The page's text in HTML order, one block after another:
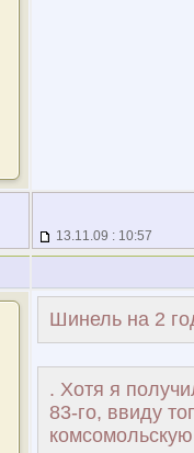
13.11.09 : 10:57
Шинель на 2
. Хотя я
83-го, ввиду